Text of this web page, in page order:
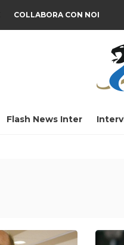
COLLABORA CON NOI
Flash News Inter